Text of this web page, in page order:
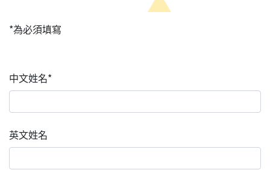
*為必須填寫
中文姓名*
英文姓名